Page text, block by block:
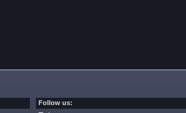
Follow us: